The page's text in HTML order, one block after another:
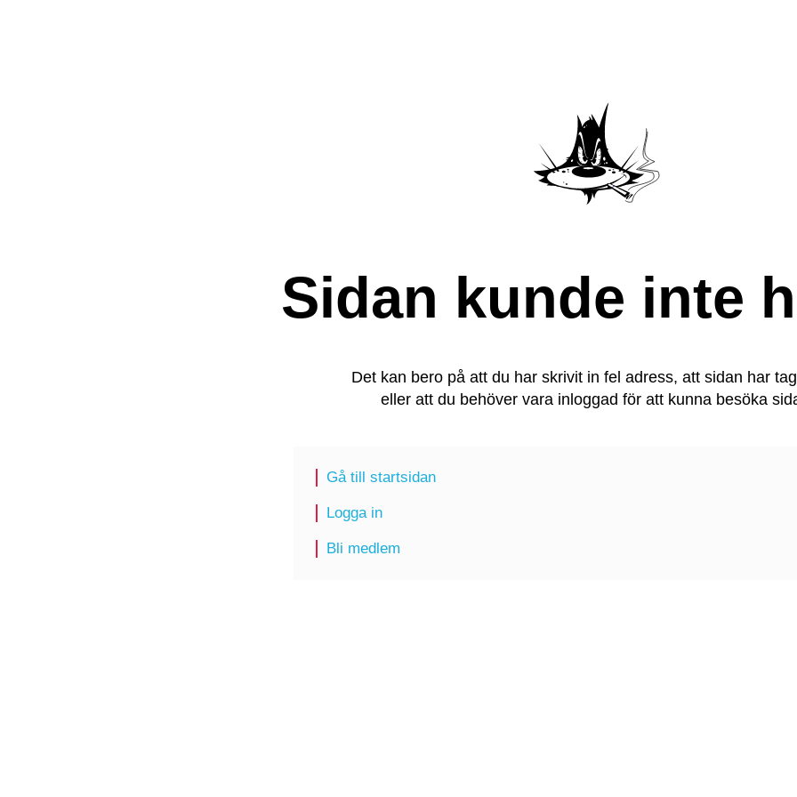
Sidan kunde inte
Det kan bero på att du har skrivit in fel adress, att sidan har
eller att du behöver vara inloggad för att kunna besöka
Gå till startsidan
Logga in
Bli medlem